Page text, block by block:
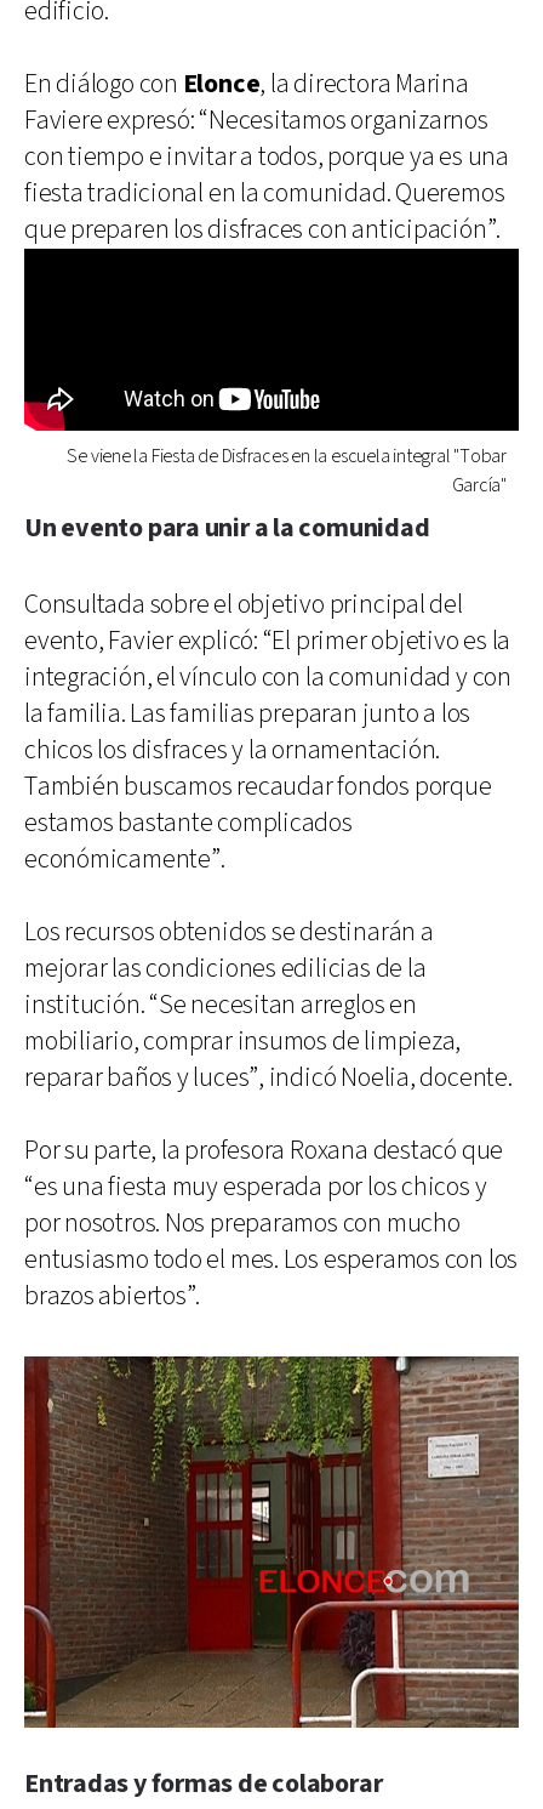
edificio.
En diálogo con Elonce, la directora Marina
Faviere expresó: “Necesitamos organizarnos
con tiempo e invitar a todos, porque ya es una
fiesta tradicional en la comunidad. Queremos
que preparen los disfraces con anticipación”.
Se viene la Fiesta de Disfraces en la escuela integral "Tobar
García"
Un evento para unir a la comunidad
Consultada sobre el objetivo principal del
evento, Favier explicó: “El primer objetivo es la
integración, el vínculo con la comunidad y con
la familia. Las familias preparan junto a los
chicos los disfraces y la ornamentación.
También buscamos recaudar fondos porque
estamos bastante complicados
económicamente”.
Los recursos obtenidos se destinarán a
mejorar las condiciones edilicias de la
institución. “Se necesitan arreglos en
mobiliario, comprar insumos de limpieza,
reparar baños y luces”, indicó Noelia, docente.
Por su parte, la profesora Roxana destacó que
“es una fiesta muy esperada por los chicos y
por nosotros. Nos preparamos con mucho
entusiasmo todo el mes. Los esperamos con los
brazos abiertos”.
Entradas y formas de colaborar